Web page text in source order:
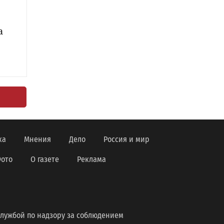
Мнения Дело Россия и мир
О газете Реклама
по надзору за соблюдением